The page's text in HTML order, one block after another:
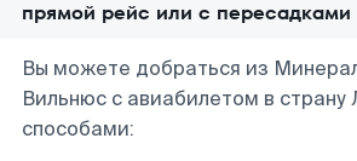
прямой рейс или с пересадками
Вы можете добраться из
Вильнюс с авиабилетом в страну
способами: